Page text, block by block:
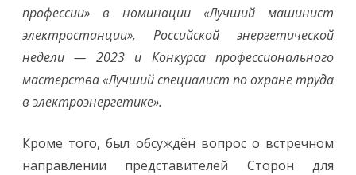
профессии» в номинации «Лучший машинист
электростанции», Российской энергетической
недели — 2023 и Конкурса профессионального
мастерства «Лучший специалист по охране труда
в электроэнергетике».
Кроме того, был обсуждён вопрос о встречном
направлении представителей Сторон для